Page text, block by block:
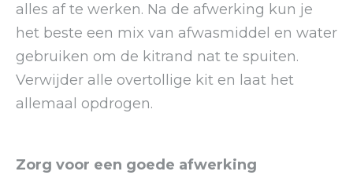
alles af te werken. Na de afwerking kun je
het beste een mix van afwasmiddel en water
gebruiken om de kitrand nat te spuiten.
Verwijder alle overtollige kit en laat het
allemaal opdrogen.
Zorg voor een goede afwerking